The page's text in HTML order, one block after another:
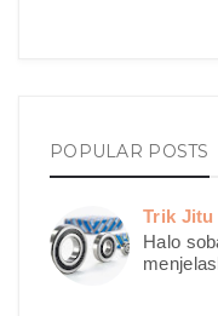
POPULAR POSTS
Trik Jitu
Halo